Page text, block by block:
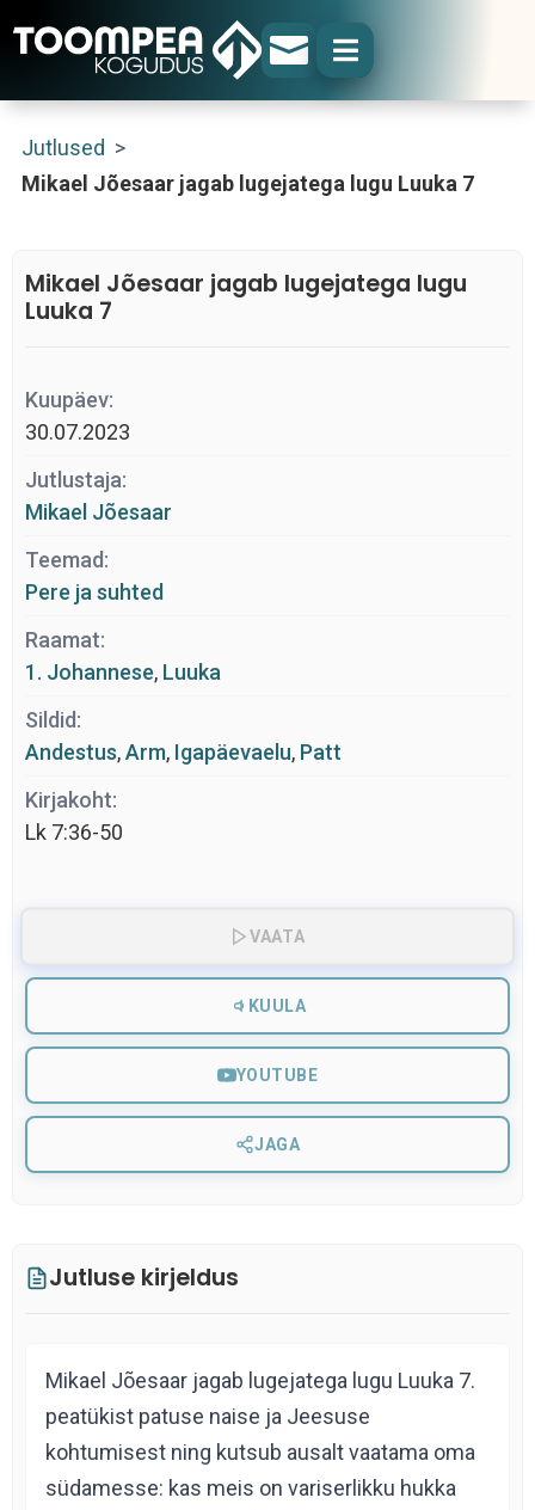
 
Jutlused >
Mikael Jõesaar jagab lugejatega lugu Luuka 7
Mikael Jõesaar jagab lugejatega lugu
Luuka 7
Kuupäev:
30.07.2023
Jutlustaja:
Mikael Jõesaar
Teemad:
Pere ja suhted
Raamat:
1. Johannese, Luuka
Sildid:
Andestus,Arm, Igapäevaelu, Patt
Kirjakoht:
Lk 7:36-50
VAATA
KUULA
YOUTUBE
JAGA
Jutluse kirjeldus
Mikael Jõesaar jagab lugejatega lugu Luuka 7.
peatükist patuse naise ja Jeesuse
kohtumisest ning kutsub ausalt vaatama oma
südamesse: kas meis on variserlikku hukka